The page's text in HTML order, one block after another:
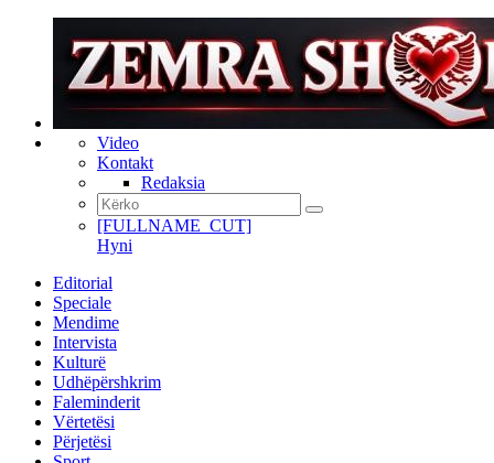
Video
Kontakt
Redaksia
[FULLNAME_CUT]
Hyni
Editorial
Speciale
Mendime
Intervista
Kulturë
Udhëpërshkrim
Faleminderit
Vërtetësi
Përjetësi